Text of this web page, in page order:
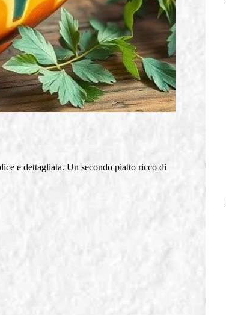
e dettagliata. Un secondo piatto ricco di